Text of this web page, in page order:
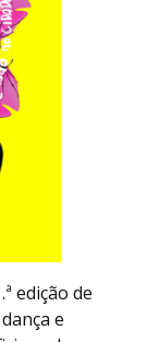
edição de
e